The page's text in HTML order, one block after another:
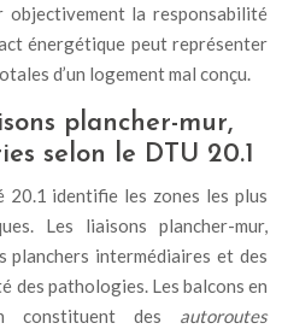
objectivement la responsabilité
énergétique peut représenter
d’un logement mal conçu.
plancher-mur,
selon le DTU 20.1
20.1 identifie les zones les plus
Les liaisons plancher-mur,
planchers intermédiaires et des
des pathologies. Les balcons en
constituent des autoroutes